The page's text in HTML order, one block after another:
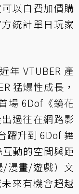
以自費加價購
統計單日玩家
年 VTUBER 產
猛爆性成長，
場 6Dof《鏡花
過往在網路影
躍升到 6Dof 舞
動的空間與距
/漫畫/遊戲）文
來有機會超越